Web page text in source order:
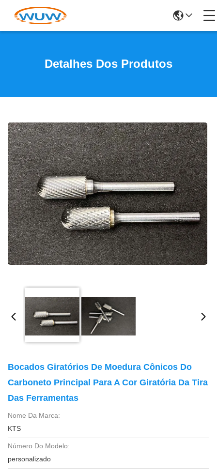
Detalhes Dos Produtos
Bocados Giratórios De Moedura Cônicos Do
Carboneto Principal Para A Cor Giratória Da Tira
Das Ferramentas
Nome Da Marca:
KTS
Número Do Modelo:
personalizado